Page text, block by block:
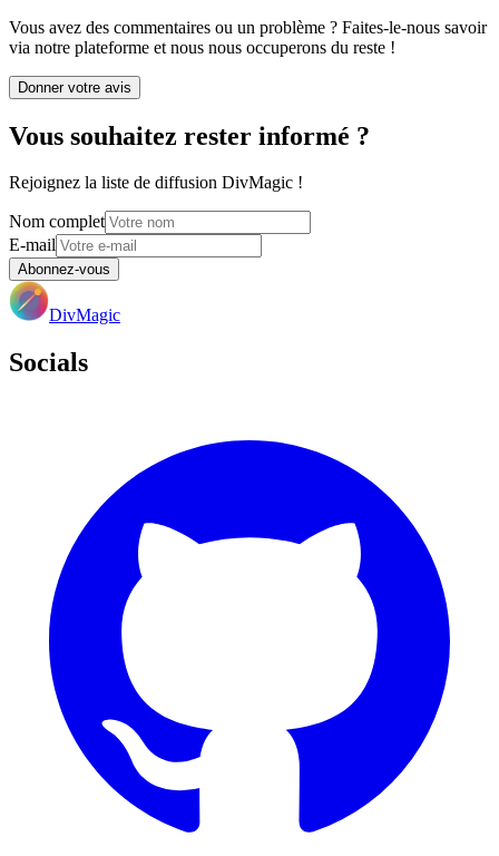
Vous avez des commentaires ou un problème ? Faites-le-nous savoir
via notre plateforme et nous nous occuperons du reste !
Donner votre avis
Vous souhaitez rester informé ?
Rejoignez la liste de diffusion DivMagic !
Nom complet
E-mail
Abonnez-vous
DivMagic
Socials